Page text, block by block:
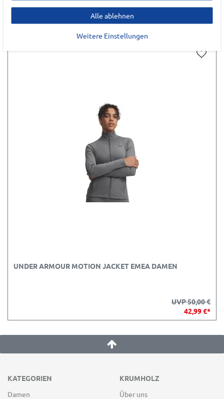
ZULETZT ANGESEHEN
UNDER ARMOUR MOTION JACKET EMEA DAMEN
UVP 50,00 €
42,99 €*
KATEGORIEN
Damen
KRUMHOLZ
Über uns
Alle ablehnen
Weitere Einstellungen